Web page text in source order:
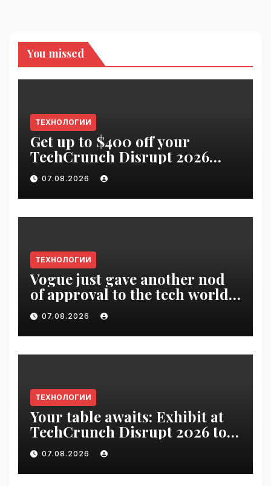
You missed
ТЕХНОЛОГИИ
Get up to $400 off your
TechCrunch Disrupt 2026
pass until tomorrow |
VseTime.ru
07.08.2026
ТЕХНОЛОГИИ
Vogue just gave another nod
of approval to the tech world |
VseTime.ru
07.08.2026
ТЕХНОЛОГИИ
Your table awaits: Exhibit at
TechCrunch Disrupt 2026 to
be seen by thousands |
VseTime.ru
07.08.2026